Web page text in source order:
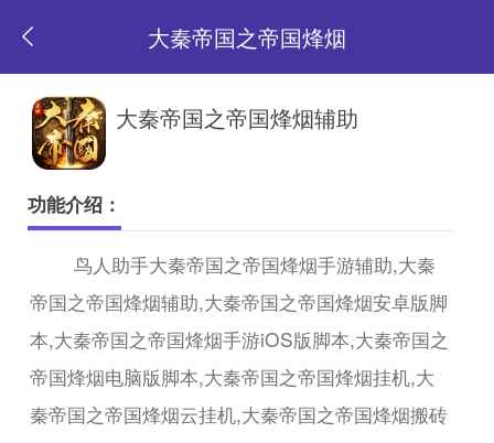
大秦帝国之帝国烽烟
返
页
大秦帝国之帝国烽烟辅助
功能介绍：
鸟人助手大秦帝国之帝国烽烟手游辅助,大秦
帝国之帝国烽烟辅助,大秦帝国之帝国烽烟安卓版脚
本,大秦帝国之帝国烽烟手游iOS版脚本,大秦帝国之
帝国烽烟电脑版脚本,大秦帝国之帝国烽烟挂机,大
秦帝国之帝国烽烟云挂机,大秦帝国之帝国烽烟搬砖